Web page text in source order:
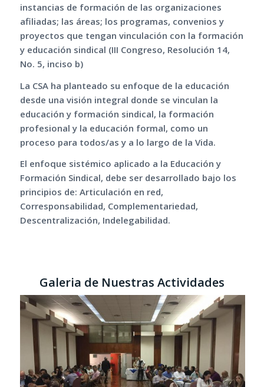
instancias de formación de las organizaciones
afiliadas; las áreas; los programas, convenios y
proyectos que tengan vinculación con la formación
y educación sindical (III Congreso, Resolución 14,
No. 5, inciso b)
La CSA ha planteado su enfoque de la educación
desde una visión integral donde se vinculan la
educación y formación sindical, la formación
profesional y la educación formal, como un
proceso para todos/as y a lo largo de la Vida.
El enfoque sistémico aplicado a la Educación y
Formación Sindical, debe ser desarrollado bajo los
principios de: Articulación en red,
Corresponsabilidad, Complementariedad,
Descentralización, Indelegabilidad.
Galeria de Nuestras Actividades